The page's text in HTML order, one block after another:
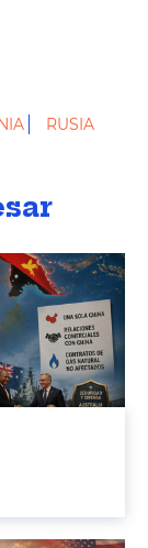
RUSIA